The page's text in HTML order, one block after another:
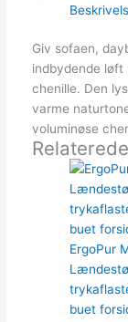
Giv sofaen,
indbydende løft
chenille. Den
varme
voluminøse
ErgoPur
buet